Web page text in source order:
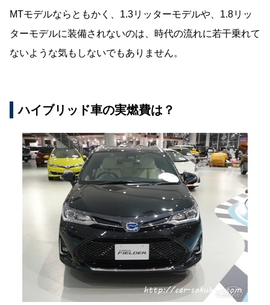
MTモデルならともかく、1.3リッターモデルや、1.8リッ
ターモデルに装備されないのは、時代の流れに若干乗れて
ないような気もしないでもありません。
ハイブリッド車の実燃費は？